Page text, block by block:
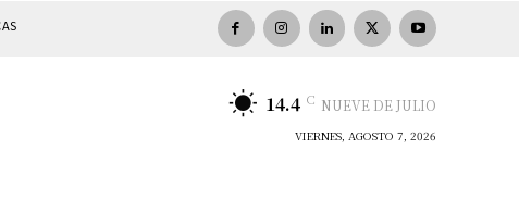
14.4 C NUEVE DE JULIO
VIERNES, AGOSTO 7, 2026